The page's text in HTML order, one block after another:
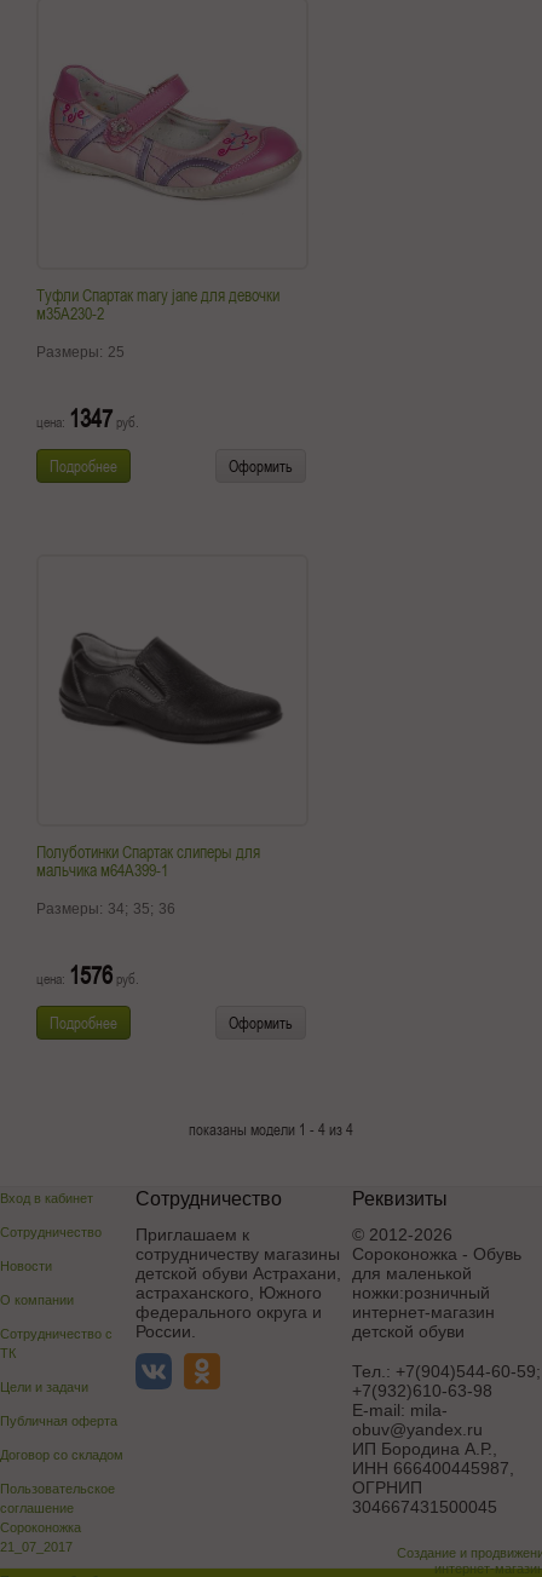
Туфли Спартак mary jane для девочки
м35А230-2
Размеры: 25
цена: 1347 руб.
Подробнее Оформить
Полуботинки Спартак слиперы для
мальчика м64А399-1
Размеры: 34; 35; 36
цена: 1576 руб.
Подробнее Оформить
показаны модели 1 - 4 из 4
Вход в кабинет
Сотрудничество
Новости
О компании
Сотрудничество с
ТК
Цели и задачи
Публичная оферта
Договор со складом
Пользовательское
соглашение
Сороконожка
21_07_2017
Сотрудничество
Приглашаем к
сотрудничеству магазины
детской обуви Астрахани,
астраханского, Южного
федерального округа и
России.
Реквизиты
© 2012-2026
Сороконожка - Обувь
для маленькой
ножки:розничный
интернет-магазин
детской обуви
Тел.: +7(904)544-60-59;
+7(932)610-63-98
E-mail: mila-
obuv@yandex.ru
ИП Бородина А.Р.
ИНН 666400445987,
ОГРНИП
304667431500045
Создание и
интернет-